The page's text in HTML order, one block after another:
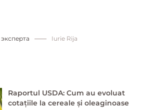
Iurie Rija
Raportul USDA: Cum au evoluat
cotațiile la cereale și oleaginoase